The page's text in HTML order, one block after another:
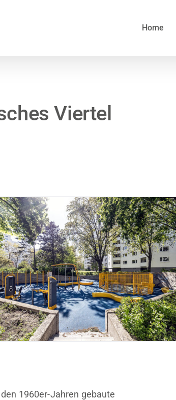
Home
Viertel
1960er-Jahren gebaute